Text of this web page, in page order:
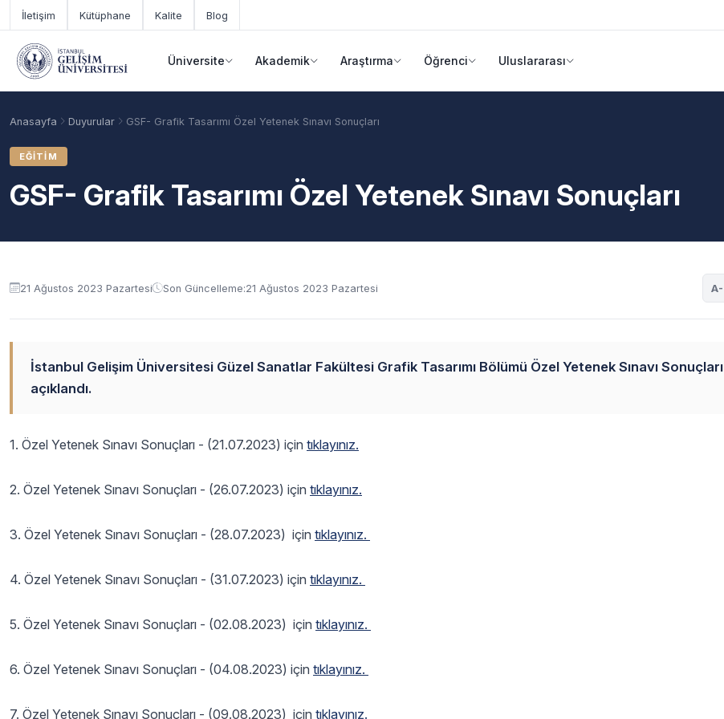
Ana içeriğe geç
İletişim Kütüphane Kalite Blog
Üniversite Akademik Araştırma Öğrenci Uluslararası
Anasayfa Duyurular GSF- Grafik Tasarımı Özel Yetenek Sınavı Sonuçları
EĞITIM
GSF- Grafik Tasarımı Özel Yetenek Sınavı Sonuçları
Duyuru içeriği
21 Ağustos 2023 Pazartesi Son Güncelleme:21 Ağustos 2023 Pazartesi A-
İstanbul Gelişim Üniversitesi Güzel Sanatlar Fakültesi Grafik Tasarımı Bölümü Özel Yetenek Sınavı Sonuçları
açıklandı.
1. Özel Yetenek Sınavı Sonuçları - (21.07.2023) için tıklayınız.
2. Özel Yetenek Sınavı Sonuçları - (26.07.2023) için tıklayınız.
3. Özel Yetenek Sınavı Sonuçları - (28.07.2023) için tıklayınız.
4. Özel Yetenek Sınavı Sonuçları - (31.07.2023) için tıklayınız.
5. Özel Yetenek Sınavı Sonuçları - (02.08.2023) için tıklayınız.
6. Özel Yetenek Sınavı Sonuçları - (04.08.2023) için tıklayınız.
7. Özel Yetenek Sınavı Sonuçları - (09.08.2023) için tıklayınız.